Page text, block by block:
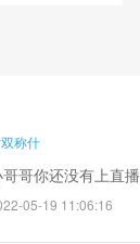
称什
哥你还没有上直播
05-19 11:06:16